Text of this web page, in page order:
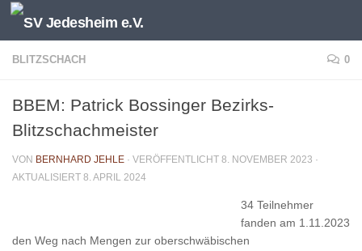
Unter dem Inhalt
BLITZSCHACH 0
BBEM: Patrick Bossinger Bezirks-
Blitzschachmeister
VON BERNHARD JEHLE · VERÖFFENTLICHT 8. NOVEMBER 2023 ·
AKTUALISIERT 8. APRIL 2024
34 Teilnehmer
fanden am 1.11.2023
den Weg nach Mengen zur oberschwäbischen